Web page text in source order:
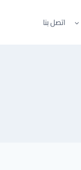
اتصل بنا